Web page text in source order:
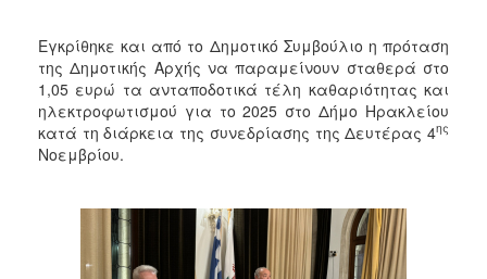
2016
2015
2013
2012
2010
2006
Εγκρίθηκε και από το Δημοτικό Συμβούλιο η πρόταση
της Δημοτικής Αρχής να παραμείνουν σταθερά στο
1,05 ευρώ τα ανταποδοτικά τέλη καθαριότητας και
ηλεκτροφωτισμού για το 2025 στο Δήμο Ηρακλείου
κατά τη διάρκεια της συνεδρίασης της Δευτέρας 4ης
Νοεμβρίου.